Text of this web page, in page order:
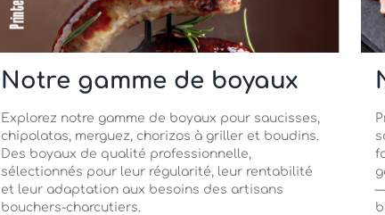
Notre gamme de boyaux
Explorez notre gamme de boyaux pour saucisses,
chipolatas, merguez, chorizos à griller et boudins.
Des boyaux de qualité professionnelle,
sélectionnés pour leur régularité, leur rentabilité
et leur adaptation aux besoins des artisans
bouchers-charcutiers.